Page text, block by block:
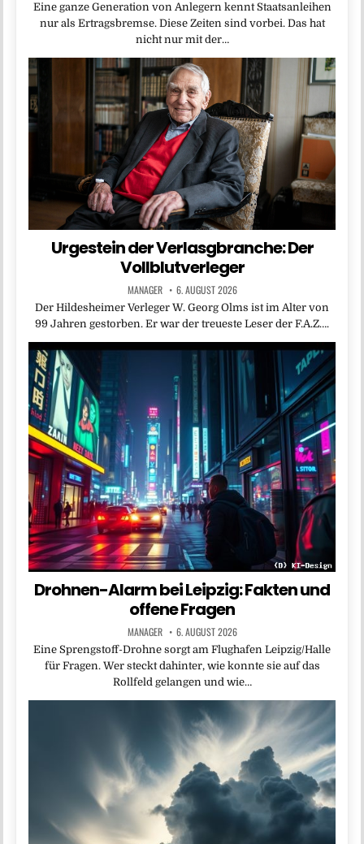
Eine ganze Generation von Anlegern kennt Staatsanleihen
nur als Ertragsbremse. Diese Zeiten sind vorbei. Das hat
nicht nur mit der…
Urgestein der Verlasgbranche: Der
Vollblutverleger
MANAGER 6. AUGUST 2026
Der Hildesheimer Verleger W. Georg Olms ist im Alter von
99 Jahren gestorben. Er war der treueste Leser der F.A.Z….
Drohnen-Alarm bei Leipzig: Fakten und
offene Fragen
MANAGER 6. AUGUST 2026
Eine Sprengstoff-Drohne sorgt am Flughafen Leipzig/Halle
für Fragen. Wer steckt dahinter, wie konnte sie auf das
Rollfeld gelangen und wie…